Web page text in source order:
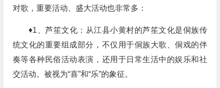
对歌， 重要活动 盛大活动也非常多：
♦1、芦笙文化：从江县小黄村的芦笙文化是侗族传
统文化的重要组成部分，不仅用于侗族大歌、侗戏的伴
奏等各种民俗活动表演，还用于日常生活中的娱乐和社
交活动。被视为“喜”和“乐”的象征。